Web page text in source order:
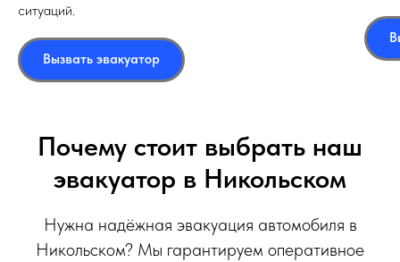
ситуаций.
Вызвать эвакуатор
Почему стоит выбрать наш
эвакуатор в Никольском
Нужна надёжная эвакуация автомобиля в
Никольском? Мы гарантируем оперативное